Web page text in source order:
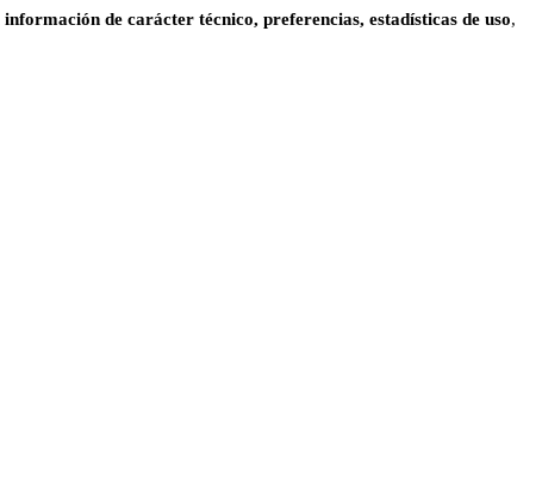
información de carácter técnico, preferencias, estadísticas de uso,